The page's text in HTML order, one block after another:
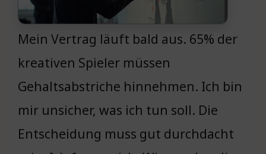
Mein Vertrag läuft bald aus. 65% der
kreativen Spieler müssen
Gehaltsabstriche hinnehmen. Ich bin
mir unsicher, was ich tun soll. Die
Entscheidung muss gut durchdacht